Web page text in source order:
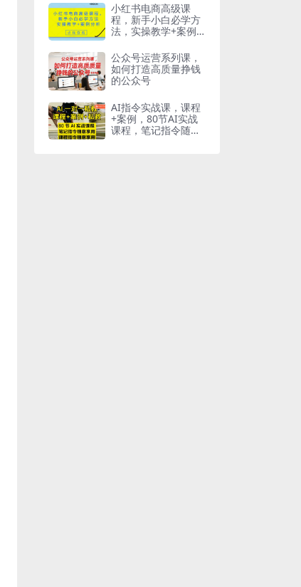
小红书电商高级课
程，新手小白必学方
法，实操教学+案例
公众号运营系列课，
如何打造高质量挣钱
的公众号
AI指令实战课，课程
+案例，80节AI实战
课程，笔记指令随意